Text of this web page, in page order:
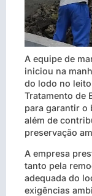
A equipe de
iniciou na
do lodo no
Tratamento de
para garantir o
além de
preservação
A empresa
tanto pela
adequada do
exigências